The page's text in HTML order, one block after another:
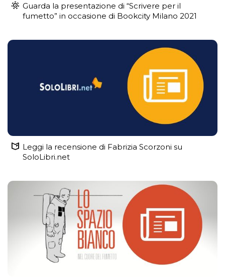
Guarda la presentazione di “Scrivere per il
fumetto” in occasione di Bookcity Milano 2021
Leggi la recensione di Fabrizia Scorzoni su
SoloLibri.net